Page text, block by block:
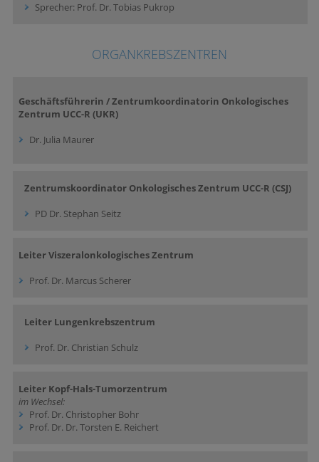
Sprecher: Prof. Dr. Tobias Pukrop
ORGANKREBSZENTREN
Geschäftsführerin / Zentrumkoordinatorin Onkologisches
Zentrum UCC-R (UKR)
Dr. Julia Maurer
Zentrumskoordinator Onkologisches Zentrum UCC-R (CSJ)
PD Dr. Stephan Seitz
Leiter Viszeralonkologisches Zentrum
Prof. Dr. Marcus Scherer
Leiter Lungenkrebszentrum
Prof. Dr. Christian Schulz
Leiter Kopf-Hals-Tumorzentrum
im Wechsel:
Prof. Dr. Christopher Bohr
Prof. Dr. Dr. Torsten E. Reichert